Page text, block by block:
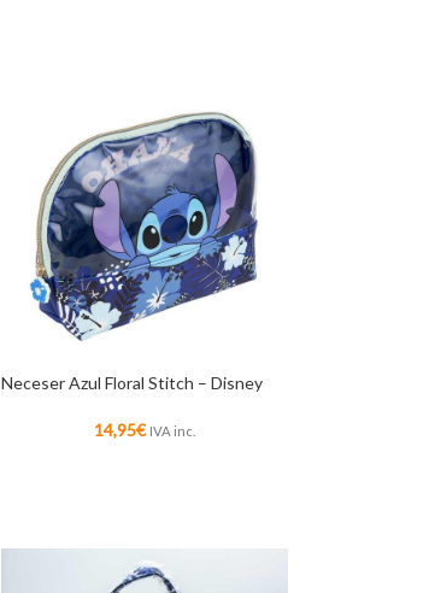
Neceser Azul Floral Stitch – Disney
14,95€ IVA inc.